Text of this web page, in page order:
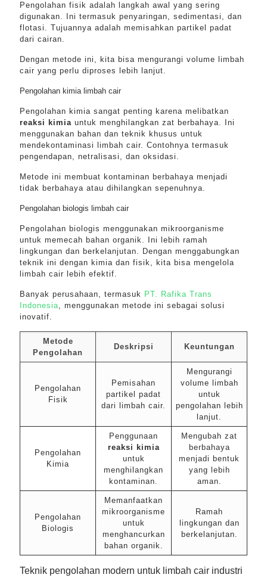
Pengolahan fisik adalah langkah awal yang sering
digunakan. Ini termasuk penyaringan, sedimentasi, dan
flotasi. Tujuannya adalah memisahkan partikel padat
dari cairan.
Dengan metode ini, kita bisa mengurangi volume limbah
cair yang perlu diproses lebih lanjut.
Pengolahan kimia limbah cair
Pengolahan kimia sangat penting karena melibatkan
reaksi kimia untuk menghilangkan zat berbahaya. Ini
menggunakan bahan dan teknik khusus untuk
mendekontaminasi limbah cair. Contohnya termasuk
pengendapan, netralisasi, dan oksidasi.
Metode ini membuat kontaminan berbahaya menjadi
tidak berbahaya atau dihilangkan sepenuhnya.
Pengolahan biologis limbah cair
Pengolahan biologis menggunakan mikroorganisme
untuk memecah bahan organik. Ini lebih ramah
lingkungan dan berkelanjutan. Dengan menggabungkan
teknik ini dengan kimia dan fisik, kita bisa mengelola
limbah cair lebih efektif.
Banyak perusahaan, termasuk PT. Rafika Trans
Indonesia, menggunakan metode ini sebagai solusi
inovatif.
Metode
Pengolahan
Deskripsi Keuntungan
Pengolahan
Fisik
Pemisahan
partikel padat
dari limbah cair.
Mengurangi
volume limbah
untuk
pengolahan lebih
lanjut.
Pengolahan
Kimia
Penggunaan
reaksi kimia
untuk
menghilangkan
kontaminan.
Mengubah zat
berbahaya
menjadi bentuk
yang lebih
aman.
Pengolahan
Biologis
Memanfaatkan
mikroorganisme
untuk
menghancurkan
bahan organik.
Ramah
lingkungan dan
berkelanjutan.
Teknik pengolahan modern untuk limbah cair industri